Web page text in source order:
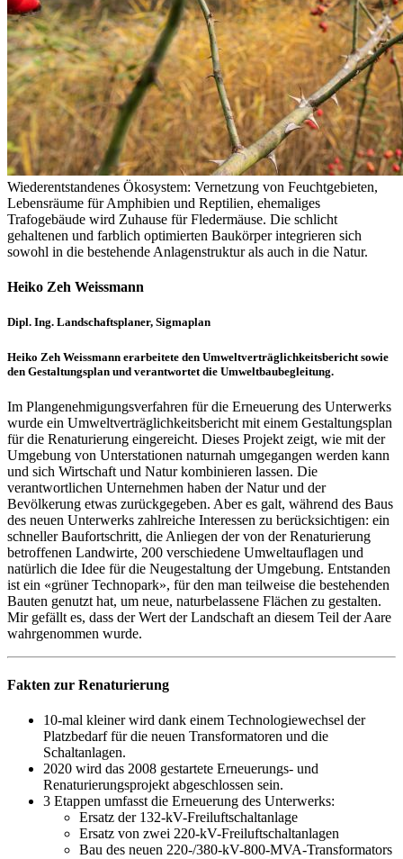
Wiederentstandenes Ökosystem: Vernetzung von Feuchtgebieten,
Lebensräume für Amphibien und Reptilien, ehemaliges
Trafogebäude wird Zuhause für Fledermäuse. Die schlicht
gehaltenen und farblich optimierten Baukörper integrieren sich
sowohl in die bestehende Anlagenstruktur als auch in die Natur.
Heiko Zeh Weissmann
Dipl. Ing. Landschaftsplaner, Sigmaplan
Heiko Zeh Weissmann erarbeitete den Umweltverträglichkeitsbericht sowie
den Gestaltungsplan und verantwortet die Umweltbaubegleitung.
Im Plangenehmigungsverfahren für die Erneuerung des Unterwerks
wurde ein Umweltverträglichkeitsbericht mit einem Gestaltungsplan
für die Renaturierung eingereicht. Dieses Projekt zeigt, wie mit der
Umgebung von Unterstationen naturnah umgegangen werden kann
und sich Wirtschaft und Natur kombinieren lassen. Die
verantwortlichen Unternehmen haben der Natur und der
Bevölkerung etwas zurückgegeben. Aber es galt, während des Baus
des neuen Unterwerks zahlreiche Interessen zu berücksichtigen: ein
schneller Baufortschritt, die Anliegen der von der Renaturierung
betroffenen Landwirte, 200 verschiedene Umweltauflagen und
natürlich die Idee für die Neugestaltung der Umgebung. Entstanden
ist ein «grüner Technopark», für den man teilweise die bestehenden
Bauten genutzt hat, um neue, naturbelassene Flächen zu gestalten.
Mir gefällt es, dass der Wert der Landschaft an diesem Teil der Aare
wahrgenommen wurde.
Fakten zur Renaturierung
10-mal kleiner wird dank einem Technologiewechsel der
Platzbedarf für die neuen Transformatoren und die
Schaltanlagen.
2020 wird das 2008 gestartete Erneuerungs- und
Renaturierungsprojekt abgeschlossen sein.
3 Etappen umfasst die Erneuerung des Unterwerks:
Ersatz der 132-kV-Freiluftschaltanlage
Ersatz von zwei 220-kV-Freiluftschaltanlagen
Bau des neuen 220-/380-kV-800-MVA-Transformators